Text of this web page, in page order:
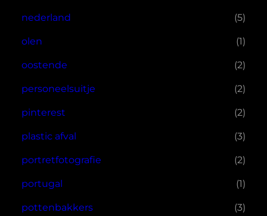
nederland (5)
olen (1)
oostende (2)
personeelsuitje (2)
pinterest (2)
plastic afval (3)
portretfotografie (2)
portugal (1)
pottenbakkers (3)